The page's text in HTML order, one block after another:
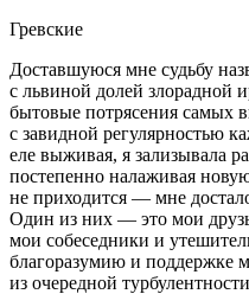
Гревские
Доставшуюся мне судьбу
с львиной долей злорадной
бытовые потрясения самых
с завидной регулярностью
еле выживая, я зализывала
постепенно налаживая
не приходится — мне
Один из них — это мои
мои собеседники и
благоразумию и поддержке
из очередной